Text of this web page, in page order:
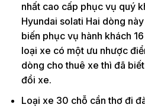
nhất cao cấp phục vụ quý
Hyundai solati Hai dòng
biến phục vụ hành khách
loại xe có một ưu nhược
dòng cho thuê xe thì đã
đổi xe.
Loại xe 30 chỗ cần thơ đi